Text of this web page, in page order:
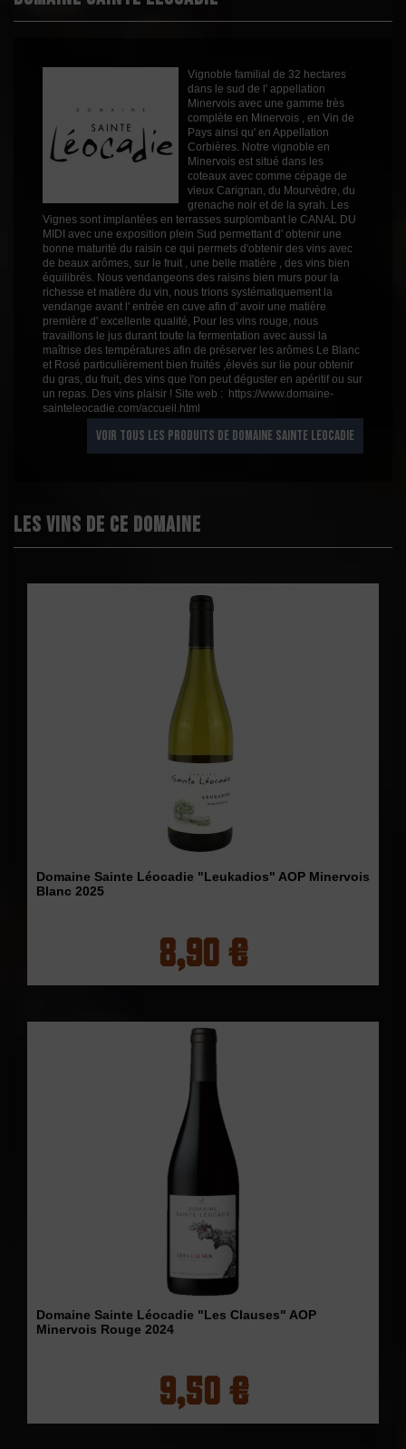
Épicé 0
Syrah
Fruité
Couleur Rosé
Millésime 2025
75cl
Rayons
Vin 2019
Vin 2019
Vignoble familial de 32 hectares
dans le sud de l' appellation
Minervois avec une gamme très
complète en Minervois , en Vin de
Pays ainsi qu' en Appellation
Corbières. Notre vignoble en
Minervois est situé dans les
coteaux avec comme cépage de
vieux Carignan, du Mourvèdre, du
grenache noir et de la syrah. Les
Vignes sont implantées en terrasses surplombant le CANAL DU
MIDI avec une exposition plein Sud permettant d' obtenir une
bonne maturité du raisin ce qui permets d'obtenir des vins avec
de beaux arômes, sur le fruit , une belle matière , des vins bien
équilibrés. Nous vendangeons des raisins bien murs pour la
richesse et matière du vin, nous trions systématiquement la
vendange avant l' entrée en cuve afin d' avoir une matière
première d' excellente qualité, Pour les vins rouge, nous
travaillons le jus durant toute la fermentation avec aussi la
maîtrise des températures afin de préserver les arômes Le Blanc
et Rosé particulièrement bien fruités ,élevés sur lie pour obtenir
du gras, du fruit, des vins que l'on peut déguster en apéritif ou sur
un repas. Des vins plaisir ! Site web : https://www.domaine-
sainteleocadie.com/accueil.html
VOIR TOUS LES PRODUITS DE DOMAINE SAINTE LEOCADIE
Les vins de ce domaine
Domaine Sainte Léocadie "Leukadios" AOP Minervois
Blanc 2025
8,90 €
Domaine Sainte Léocadie "Les Clauses" AOP
Minervois Rouge 2024
9,50 €